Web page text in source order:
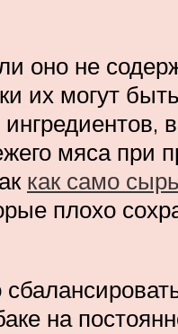
оно не
их могут
мяса при
как само
плохо
на